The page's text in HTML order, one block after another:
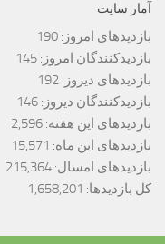
آمار سایت
بازدیدهای امروز: 190
بازدیدکنندگان امروز: 145
بازدیدهای دیروز: 192
بازدیدکنندگان دیروز: 146
بازدیدهای این هفته: 2,596
بازدیدهای این ماه: 15,571
بازدیدهای امسال: 215,364
کل بازدیدها: 1,658,201